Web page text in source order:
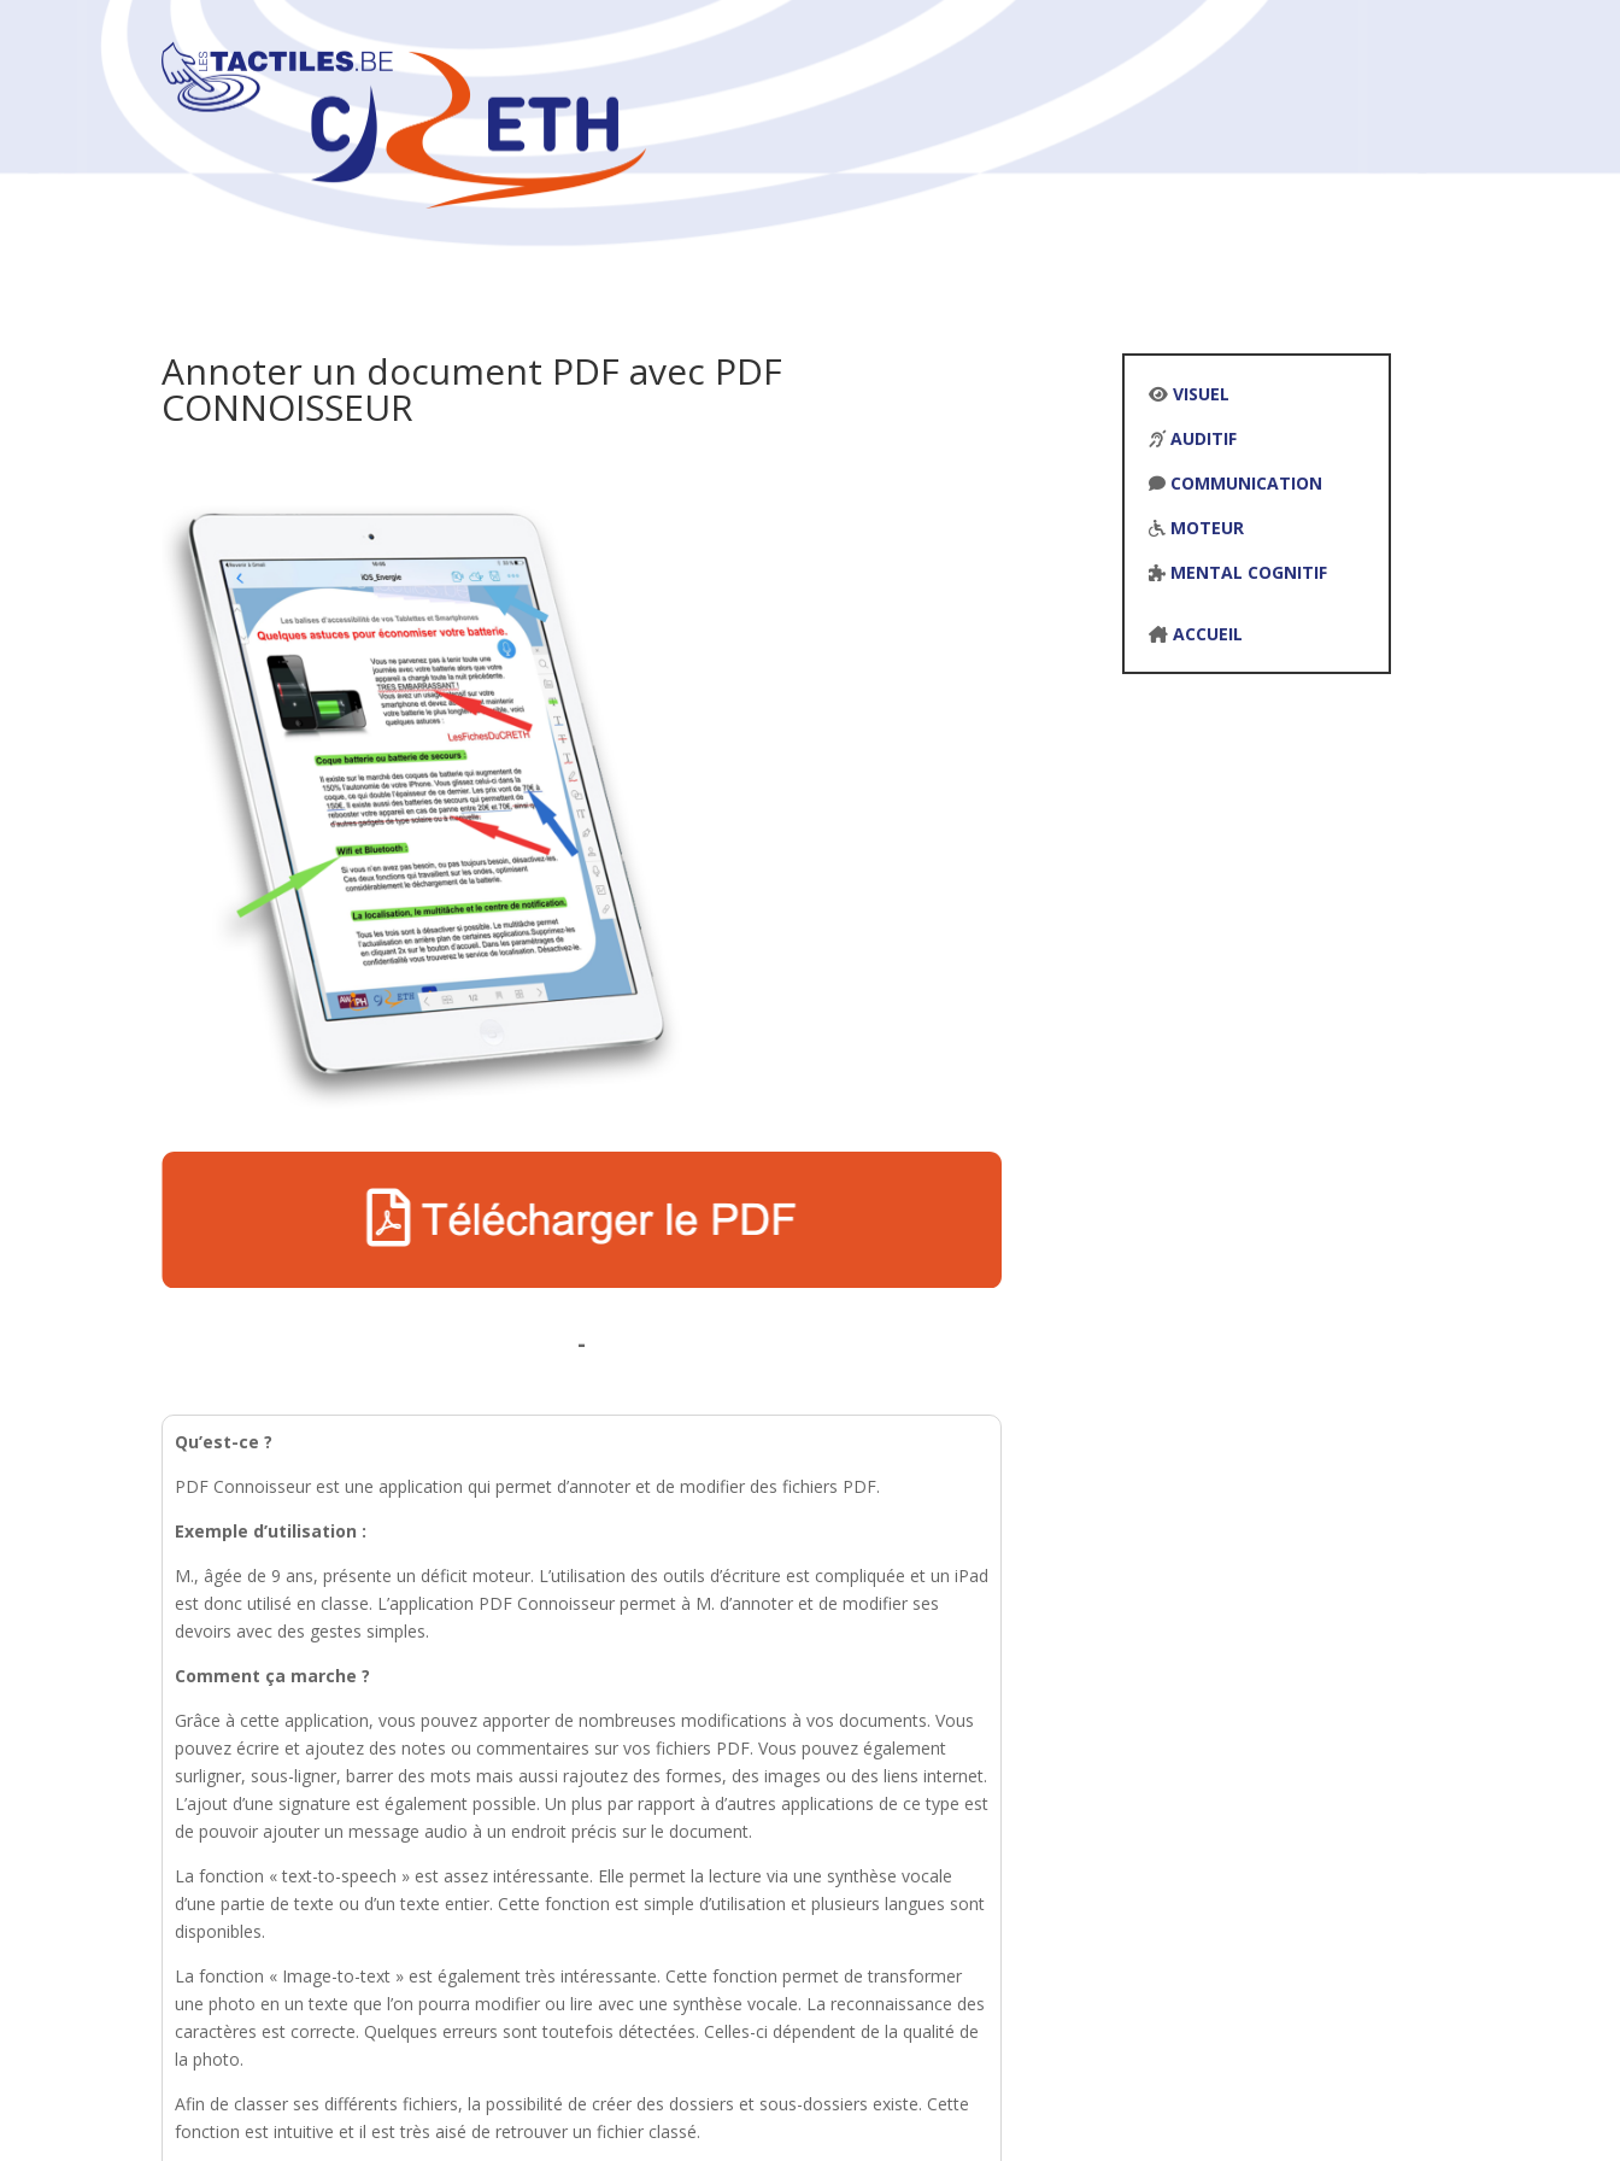
Annoter un document PDF avec PDF
CONNOISSEUR
VISUEL
AUDITIF
COMMUNICATION
MOTEUR
MENTAL COGNITIF
ACCUEIL
-
Qu’est-ce ?
PDF Connoisseur est une application qui permet d’annoter et de modifier des fichiers PDF.
Exemple d’utilisation :
M., âgée de 9 ans, présente un déficit moteur. L’utilisation des outils d’écriture est compliquée et un iPad
est donc utilisé en classe. L’application PDF Connoisseur permet à M. d’annoter et de modifier ses
devoirs avec des gestes simples.
Comment ça marche ?
Grâce à cette application, vous pouvez apporter de nombreuses modifications à vos documents. Vous
pouvez écrire et ajoutez des notes ou commentaires sur vos fichiers PDF. Vous pouvez également
surligner, sous-ligner, barrer des mots mais aussi rajoutez des formes, des images ou des liens internet.
L’ajout d’une signature est également possible. Un plus par rapport à d’autres applications de ce type est
de pouvoir ajouter un message audio à un endroit précis sur le document.
La fonction « text-to-speech » est assez intéressante. Elle permet la lecture via une synthèse vocale
d’une partie de texte ou d’un texte entier. Cette fonction est simple d’utilisation et plusieurs langues sont
disponibles.
La fonction « Image-to-text » est également très intéressante. Cette fonction permet de transformer
une photo en un texte que l’on pourra modifier ou lire avec une synthèse vocale. La reconnaissance des
caractères est correcte. Quelques erreurs sont toutefois détectées. Celles-ci dépendent de la qualité de
la photo.
Afin de classer ses différents fichiers, la possibilité de créer des dossiers et sous-dossiers existe. Cette
fonction est intuitive et il est très aisé de retrouver un fichier classé.